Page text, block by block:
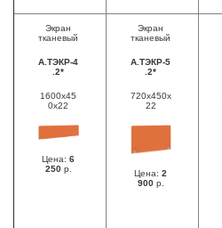
Экран
тканевый
А.ТЭКР-4
.2*
1600x45
0x22
Цена: 6
250 р.
Экран
тканевый
А.ТЭКР-5
.2*
720x450x
22
Цена: 2
900 р.